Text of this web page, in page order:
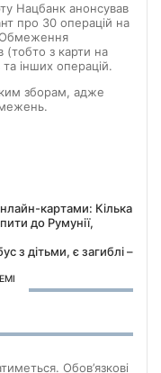
Нацбанк анонсував
про 30 операцій на
Обмеження
(тобто з карти на
інших операцій.
зборам, адже
картами: Кілька
до Румунії,
з дітьми, є загиблі –
Обов’язкові